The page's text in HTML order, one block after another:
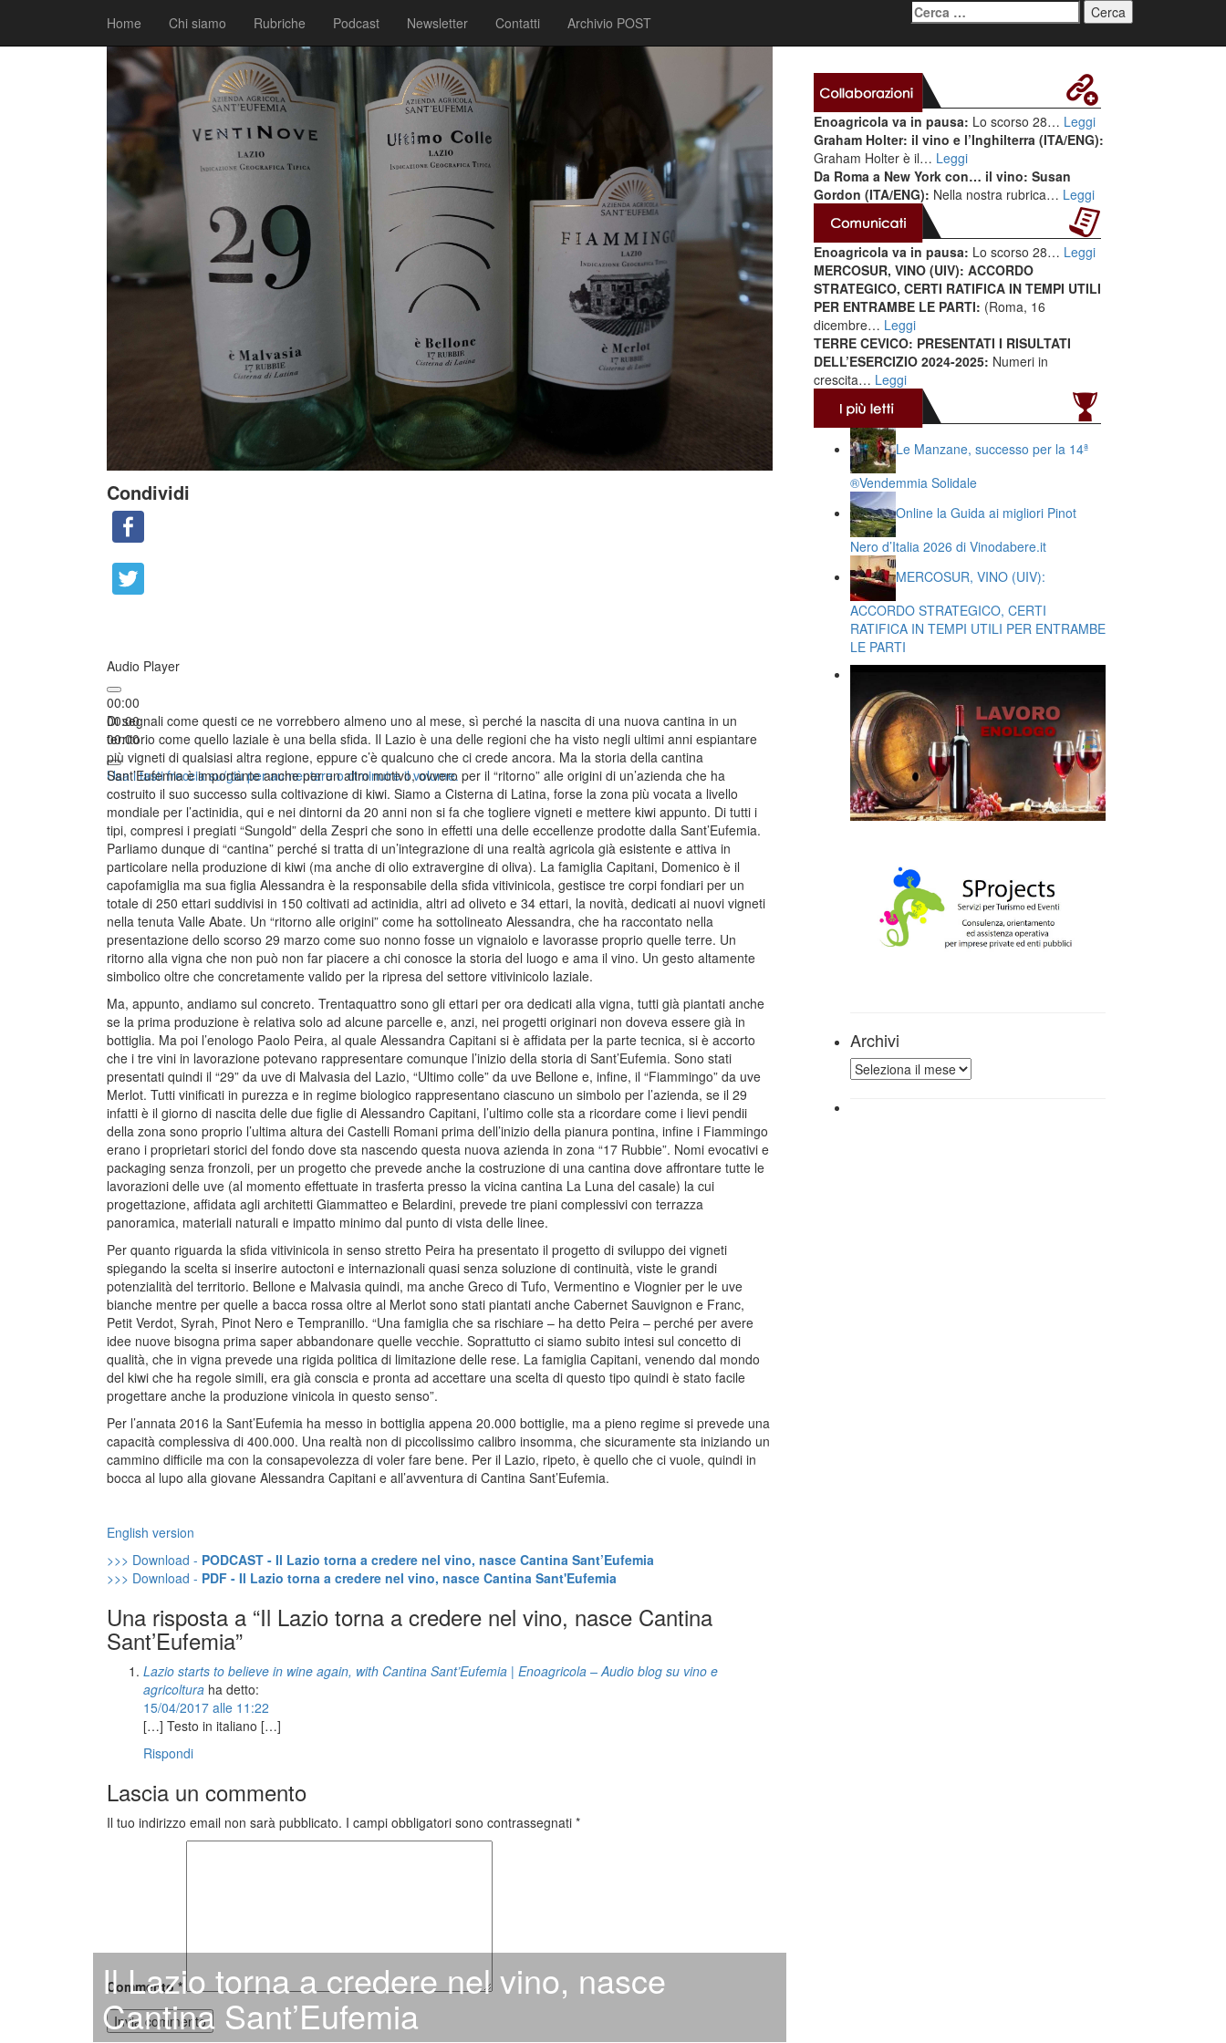
Home Chi siamo Rubriche Podcast Newsletter Contatti Archivio POST
Ricerca
per:
Il Lazio torna a credere nel vino, nasce
Cantina Sant’Eufemia
Condividi
Audio Player
00:00
00:00
00:00
Usa i tasti freccia su/giù per aumentare o diminuire il volume.
Di segnali come questi ce ne vorrebbero almeno uno al mese, sì perché la nascita di una nuova cantina in un
territorio come quello laziale è una bella sfida. Il Lazio è una delle regioni che ha visto negli ultimi anni espiantare
più vigneti di qualsiasi altra regione, eppure c’è qualcuno che ci crede ancora. Ma la storia della cantina
Sant’Eufemia è importante anche per un altro motivo, ovvero per il “ritorno” alle origini di un’azienda che ha
costruito il suo successo sulla coltivazione di kiwi. Siamo a Cisterna di Latina, forse la zona più vocata a livello
mondiale per l’actinidia, qui e nei dintorni da 20 anni non si fa che togliere vigneti e mettere kiwi appunto. Di tutti i
tipi, compresi i pregiati “Sungold” della Zespri che sono in effetti una delle eccellenze prodotte dalla Sant’Eufemia.
Parliamo dunque di “cantina” perché si tratta di un’integrazione di una realtà agricola già esistente e attiva in
particolare nella produzione di kiwi (ma anche di olio extravergine di oliva). La famiglia Capitani, Domenico è il
capofamiglia ma sua figlia Alessandra è la responsabile della sfida vitivinicola, gestisce tre corpi fondiari per un
totale di 250 ettari suddivisi in 150 coltivati ad actinidia, altri ad oliveto e 34 ettari, la novità, dedicati ai nuovi vigneti
nella tenuta Valle Abate. Un “ritorno alle origini” come ha sottolineato Alessandra, che ha raccontato nella
presentazione dello scorso 29 marzo come suo nonno fosse un vignaiolo e lavorasse proprio quelle terre. Un
ritorno alla vigna che non può non far piacere a chi conosce la storia del luogo e ama il vino. Un gesto altamente
simbolico oltre che concretamente valido per la ripresa del settore vitivinicolo laziale.
Ma, appunto, andiamo sul concreto. Trentaquattro sono gli ettari per ora dedicati alla vigna, tutti già piantati anche
se la prima produzione è relativa solo ad alcune parcelle e, anzi, nei progetti originari non doveva essere già in
bottiglia. Ma poi l’enologo Paolo Peira, al quale Alessandra Capitani si è affidata per la parte tecnica, si è accorto
che i tre vini in lavorazione potevano rappresentare comunque l’inizio della storia di Sant’Eufemia. Sono stati
presentati quindi il “29” da uve di Malvasia del Lazio, “Ultimo colle” da uve Bellone e, infine, il “Fiammingo” da uve
Merlot. Tutti vinificati in purezza e in regime biologico rappresentano ciascuno un simbolo per l’azienda, se il 29
infatti è il giorno di nascita delle due figlie di Alessandro Capitani, l’ultimo colle sta a ricordare come i lievi pendii
della zona sono proprio l’ultima altura dei Castelli Romani prima dell’inizio della pianura pontina, infine i Fiammingo
erano i proprietari storici del fondo dove sta nascendo questa nuova azienda in zona “17 Rubbie”. Nomi evocativi e
packaging senza fronzoli, per un progetto che prevede anche la costruzione di una cantina dove affrontare tutte le
lavorazioni delle uve (al momento effettuate in trasferta presso la vicina cantina La Luna del casale) la cui
progettazione, affidata agli architetti Giammatteo e Belardini, prevede tre piani complessivi con terrazza
panoramica, materiali naturali e impatto minimo dal punto di vista delle linee.
Per quanto riguarda la sfida vitivinicola in senso stretto Peira ha presentato il progetto di sviluppo dei vigneti
spiegando la scelta si inserire autoctoni e internazionali quasi senza soluzione di continuità, viste le grandi
potenzialità del territorio. Bellone e Malvasia quindi, ma anche Greco di Tufo, Vermentino e Viognier per le uve
bianche mentre per quelle a bacca rossa oltre al Merlot sono stati piantati anche Cabernet Sauvignon e Franc,
Petit Verdot, Syrah, Pinot Nero e Tempranillo. “Una famiglia che sa rischiare – ha detto Peira – perché per avere
idee nuove bisogna prima saper abbandonare quelle vecchie. Soprattutto ci siamo subito intesi sul concetto di
qualità, che in vigna prevede una rigida politica di limitazione delle rese. La famiglia Capitani, venendo dal mondo
del kiwi che ha regole simili, era già conscia e pronta ad accettare una scelta di questo tipo quindi è stato facile
progettare anche la produzione vinicola in questo senso”.
Per l’annata 2016 la Sant’Eufemia ha messo in bottiglia appena 20.000 bottiglie, ma a pieno regime si prevede una
capacità complessiva di 400.000. Una realtà non di piccolissimo calibro insomma, che sicuramente sta iniziando un
cammino difficile ma con la consapevolezza di voler fare bene. Per il Lazio, ripeto, è quello che ci vuole, quindi in
bocca al lupo alla giovane Alessandra Capitani e all’avventura di Cantina Sant’Eufemia.
English version
>>> Download - PODCAST - Il Lazio torna a credere nel vino, nasce Cantina Sant’Eufemia
>>> Download - PDF - Il Lazio torna a credere nel vino, nasce Cantina Sant'Eufemia
Una risposta a “Il Lazio torna a credere nel vino, nasce Cantina
Sant’Eufemia”
Lazio starts to believe in wine again, with Cantina Sant’Eufemia | Enoagricola – Audio blog su vino e
agricoltura ha detto:
15/04/2017 alle 11:22
[…] Testo in italiano […]
Rispondi
Lascia un commento
Il tuo indirizzo email non sarà pubblicato. I campi obbligatori sono contrassegnati *
Commento*
Enoagricola va in pausa: Lo scorso 28… Leggi
Graham Holter: il vino e l’Inghilterra (ITA/ENG):
Graham Holter è il… Leggi
Da Roma a New York con… il vino: Susan
Gordon (ITA/ENG): Nella nostra rubrica… Leggi
Enoagricola va in pausa: Lo scorso 28… Leggi
MERCOSUR, VINO (UIV): ACCORDO
STRATEGICO, CERTI RATIFICA IN TEMPI UTILI
PER ENTRAMBE LE PARTI: (Roma, 16
dicembre… Leggi
TERRE CEVICO: PRESENTATI I RISULTATI
DELL’ESERCIZIO 2024-2025: Numeri in
crescita… Leggi
Le Manzane, successo per la 14ª
®️Vendemmia Solidale
Online la Guida ai migliori Pinot
Nero d’Italia 2026 di Vinodabere.it
MERCOSUR, VINO (UIV):
ACCORDO STRATEGICO, CERTI
RATIFICA IN TEMPI UTILI PER ENTRAMBE
LE PARTI
Archivi
Archivi